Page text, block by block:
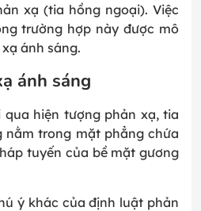
xạ (tia hồng ngoại). Việc
trường hợp này được mô
ánh sáng.
ánh sáng
qua hiện tượng phản xạ, tia
nằm trong mặt phẳng chứa
tuyến của bề mặt gương
ý khác của định luật phản